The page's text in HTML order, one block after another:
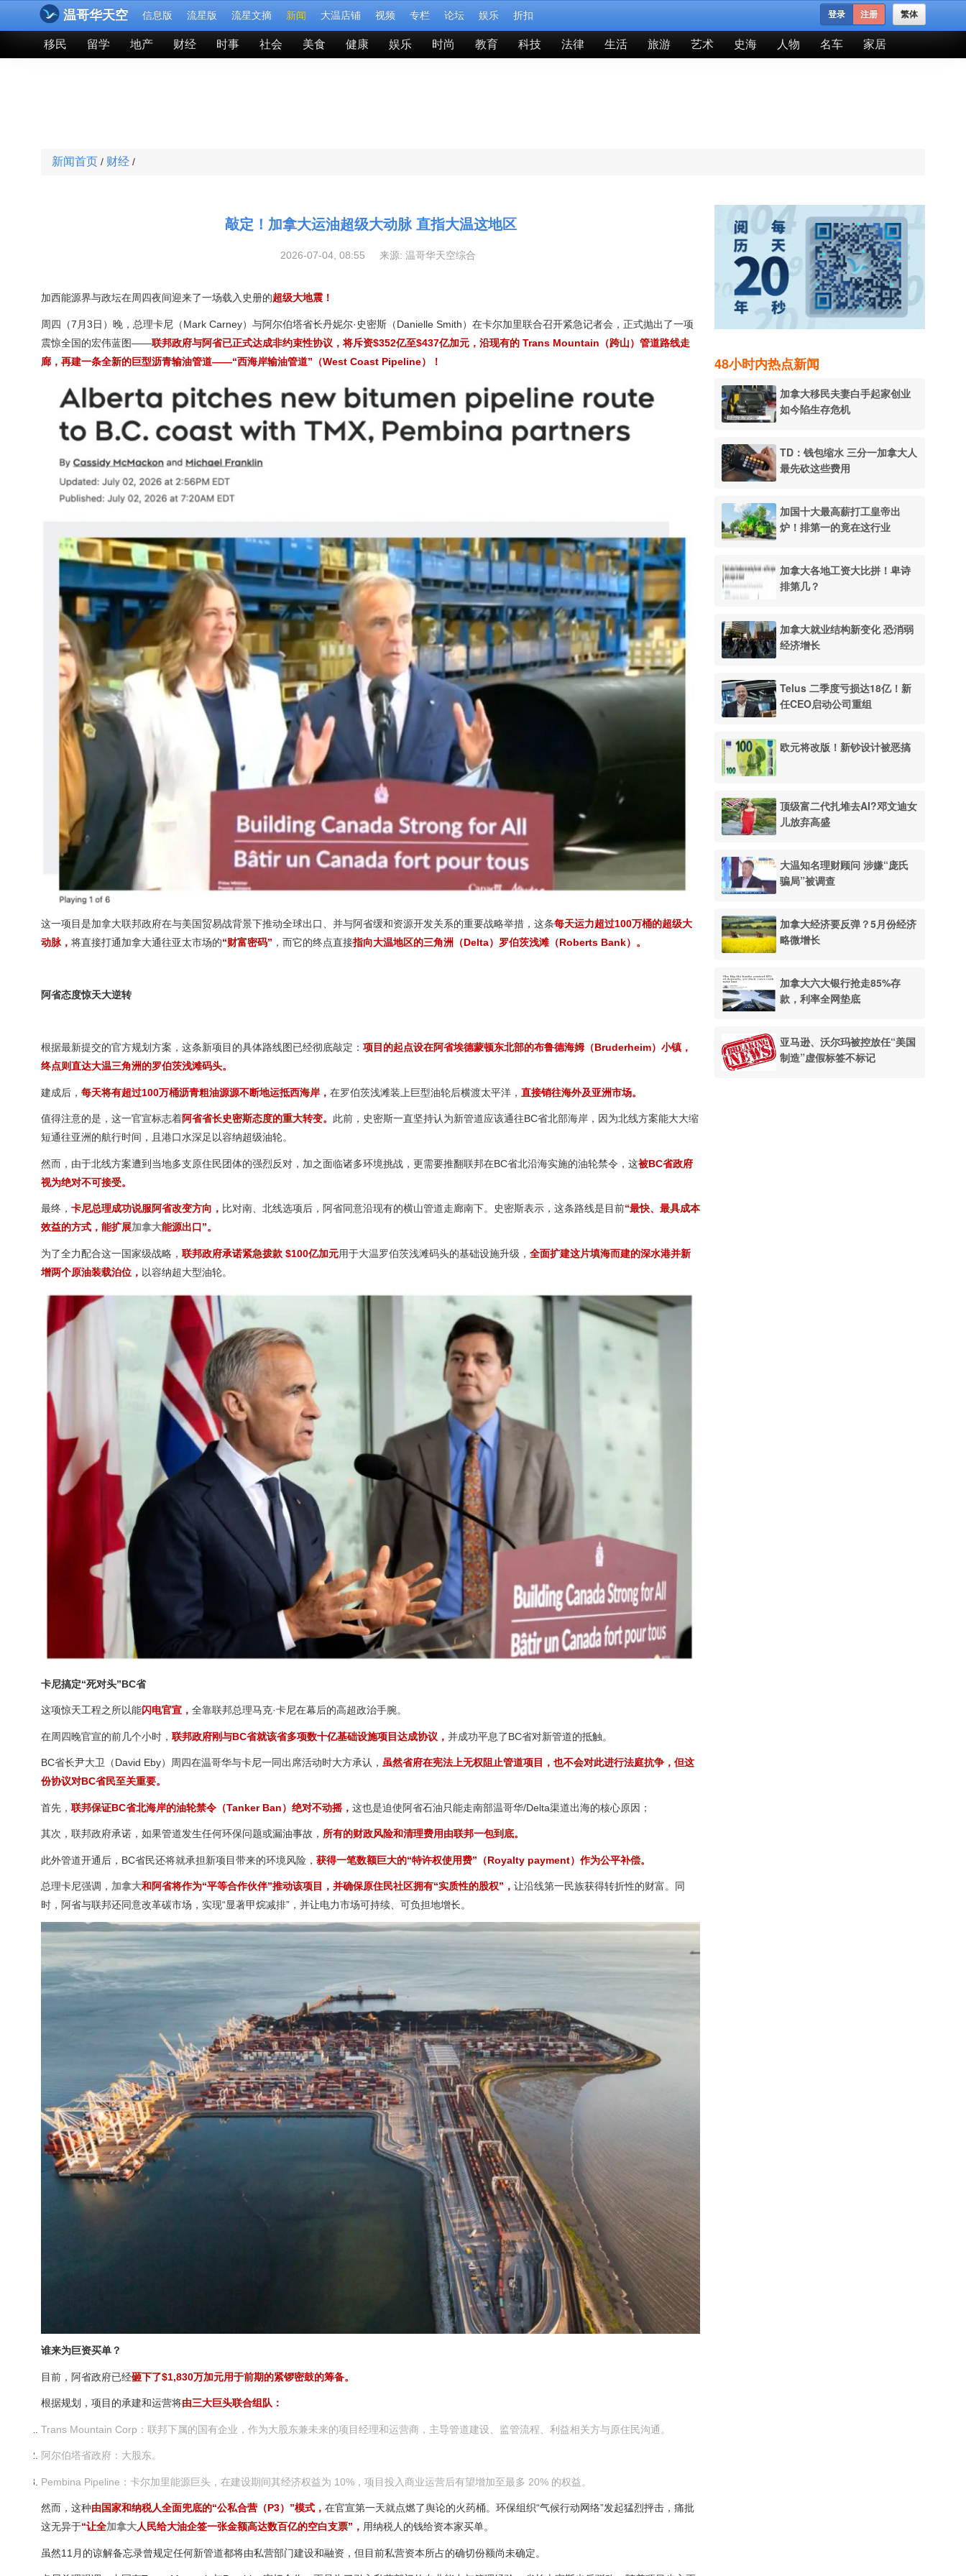
温哥华天空 信息版 流星版 流星文摘 新闻 大温店铺 视频 专栏 论坛 娱乐 折扣 繁体
登录 注册
移民 留学 地产 财经 时事 社会 美食 健康 娱乐 时尚 教育 科技 法律 生活 旅游 艺术 史海 人物 名车 家居
新闻首页 / 财经 /
敲定！加拿大运油超级大动脉 直指大温这地区
2026-07-04, 08:55 来源: 温哥华天空综合
加西能源界与政坛在周四夜间迎来了一场载入史册的超级大地震！
周四（7月3日）晚，总理卡尼（Mark Carney）与阿尔伯塔省长丹妮尔·史密斯（Danielle Smith）在卡尔加里联合召开紧急记者会，正式抛出了一项
震惊全国的宏伟蓝图——联邦政府与阿省已正式达成非约束性协议，将斥资$352亿至$437亿加元，沿现有的 Trans Mountain（跨山）管道路线走
廊，再建一条全新的巨型沥青输油管道——“西海岸输油管道”（West Coast Pipeline）！
这一项目是加拿大联邦政府在与美国贸易战背景下推动全球出口、并与阿省缓和资源开发关系的重要战略举措，这条每天运力超过100万桶的超级大
动脉， 将直接打通加拿大通往亚太市场的“财富密码” ，而它的终点直接指向大温地区的三角洲（Delta）罗伯茨浅滩（Roberts Bank）。
阿省态度惊天大逆转
根据最新提交的官方规划方案，这条新项目的具体路线图已经彻底敲定： 项目的起点设在阿省埃德蒙顿东北部的布鲁德海姆（Bruderheim）小镇，
终点则直达大温三角洲的罗伯茨浅滩码头。
建成后， 每天将有超过100万桶沥青粗油源源不断地运抵西海岸， 在罗伯茨浅滩装上巨型油轮后横渡太平洋， 直接销往海外及亚洲市场。
值得注意的是，这一官宣标志着阿省省长史密斯态度的重大转变。 此前，史密斯一直坚持认为新管道应该通往BC省北部海岸，因为北线方案能大大缩
短通往亚洲的航行时间，且港口水深足以容纳超级油轮。
然而，由于北线方案遭到当地多支原住民团体的强烈反对，加之面临诸多环境挑战，更需要推翻联邦在BC省北沿海实施的油轮禁令，这被BC省政府
视为绝对不可接受。
最终， 卡尼总理成功说服阿省改变方向， 比对南、北线选项后，阿省同意沿现有的横山管道走廊南下。史密斯表示，这条路线是目前“最快、最具成本
效益的方式，能扩展加拿大能源出口”。
为了全力配合这一国家级战略， 联邦政府承诺紧急拨款 $100亿加元用于大温罗伯茨浅滩码头的基础设施升级， 全面扩建这片填海而建的深水港并新
增两个原油装载泊位， 以容纳超大型油轮。
卡尼搞定“死对头”BC省
这项惊天工程之所以能闪电官宣， 全靠联邦总理马克·卡尼在幕后的高超政治手腕。
在周四晚官宣的前几个小时， 联邦政府刚与BC省就该省多项数十亿基础设施项目达成协议， 并成功平息了BC省对新管道的抵触。
BC省长尹大卫（David Eby）周四在温哥华与卡尼一同出席活动时大方承认， 虽然省府在宪法上无权阻止管道项目，也不会对此进行法庭抗争，但这
份协议对BC省民至关重要。
首先， 联邦保证BC省北海岸的油轮禁令（Tanker Ban）绝对不动摇， 这也是迫使阿省石油只能走南部温哥华/Delta渠道出海的核心原因；
其次，联邦政府承诺，如果管道发生任何环保问题或漏油事故， 所有的财政风险和清理费用由联邦一包到底。
此外管道开通后，BC省民还将就承担新项目带来的环境风险， 获得一笔数额巨大的“特许权使用费”（Royalty payment）作为公平补偿。
总理卡尼强调， 加拿大和阿省将作为“平等合作伙伴”推动该项目，并确保原住民社区拥有“实质性的股权”， 让沿线第一民族获得转折性的财富。同
时，阿省与联邦还同意改革碳市场，实现“显著甲烷减排”，并让电力市场可持续、可负担地增长。
谁来为巨资买单？
目前，阿省政府已经砸下了$1,830万加元用于前期的紧锣密鼓的筹备。
根据规划，项目的承建和运营将由三大巨头联合组队：
Trans Mountain Corp： 联邦下属的国有企业，作为大股东兼未来的项目经理和运营商，主导管道建设、监管流程、利益相关方与原住民沟通。
阿尔伯塔省政府： 大股东。
Pembina Pipeline： 卡尔加里能源巨头，在建设期间其经济权益为 10%，项目投入商业运营后有望增加至最多 20% 的权益。
然而，这种由国家和纳税人全面兜底的“公私合营（P3）”模式， 在官宣第一天就点燃了舆论的火药桶。环保组织“气候行动网络”发起猛烈抨击，痛批
这无异于“让全加拿大人民给大油企签一张金额高达数百亿的空白支票”， 用纳税人的钱给资本家买单。
虽然11月的谅解备忘录曾规定任何新管道都将由私营部门建设和融资，但目前私营资本所占的确切份额尚未确定。
48小时内热点新闻
加拿大移民夫妻白手起家创业
如今陷生存危机
TD：钱包缩水 三分一加拿大人
最先砍这些费用
加国十大最高薪打工皇帝出
炉！排第一的竟在这行业
加拿大各地工资大比拼！卑诗
排第几？
加拿大就业结构新变化 恐消弱
经济增长
Telus 二季度亏损达18亿！新
任CEO启动公司重组
欧元将改版！新钞设计被恶搞
顶级富二代扎堆去AI?邓文迪女
儿放弃高盛
大温知名理财顾问 涉嫌“庞氏
骗局”被调查
加拿大经济要反弹？5月份经济
略微增长
加拿大六大银行抢走85%存
款，利率全网垫底
亚马逊、沃尔玛被控放任“美国
制造”虚假标签不标记